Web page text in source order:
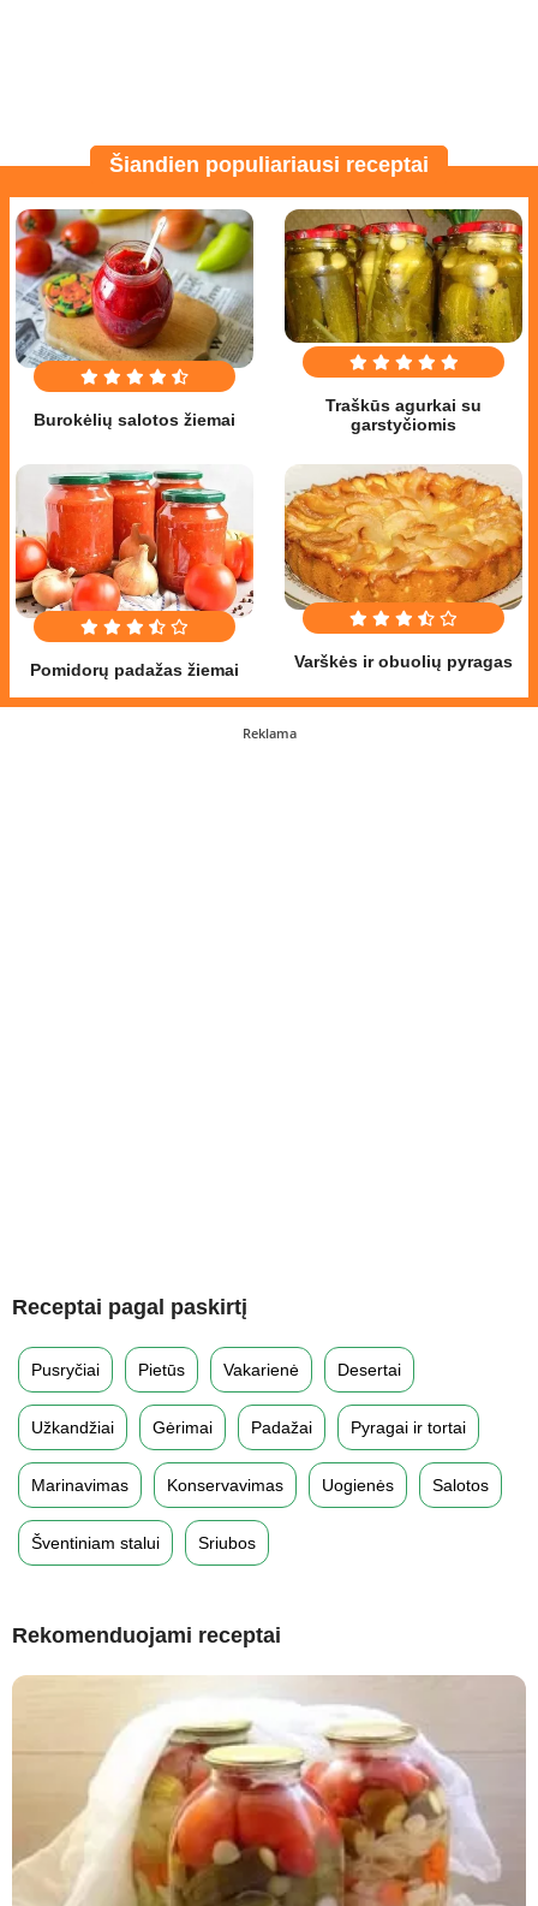
Šiandien populiariausi receptai
Burokėlių salotos žiemai
Traškūs agurkai su
garstyčiomis
Pomidorų padažas žiemai Varškės ir obuolių pyragas
Reklama
Receptai pagal paskirtį
Pusryčiai Pietūs Vakarienė Desertai
Užkandžiai Gėrimai Padažai Pyragai ir tortai
Marinavimas Konservavimas Uogienės Salotos
Šventiniam stalui Sriubos
Rekomenduojami receptai